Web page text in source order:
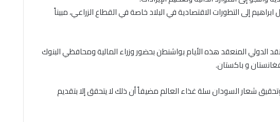
ابراهيم إلى التطورات الاقتصادية في البلاد خاصة في القطاع الزراعي، مبيناً
الدولي المنعقد هذه الأيام بواشنطن بحضور وزراء المالية ومحافظي البنوك
و باكستان.
شعار السودان سلة غذاء العالم مضيفاً أن ذلك لا يتحقق إلا بتقديم